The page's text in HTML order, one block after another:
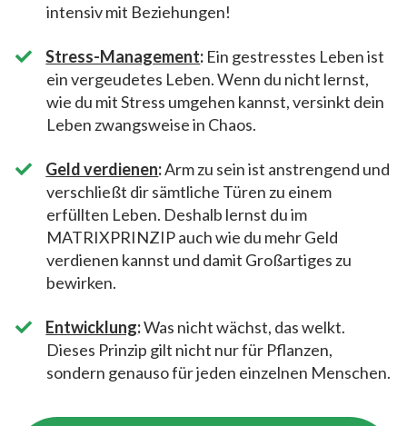
intensiv mit Beziehungen!
​Stress-Management: Ein gestresstes Leben ist
ein vergeudetes Leben. Wenn du nicht lernst,
wie du mit Stress umgehen kannst, versinkt dein
Leben zwangsweise in Chaos.
​Geld verdienen:Arm zu sein ist anstrengend und
verschließt dir sämtliche Türen zu einem
erfüllten Leben. Deshalb lernst du im
MATRIXPRINZIP auch wie du mehr Geld
verdienen kannst und damit Großartiges zu
bewirken.
​Entwicklung:Was nicht wächst, das welkt.
Dieses Prinzip gilt nicht nur für Pflanzen,
sondern genauso für jeden einzelnen Menschen.